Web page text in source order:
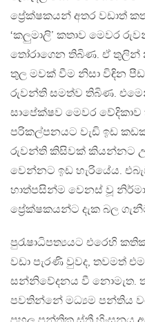
ප්‍රේක්ෂකයන් අතර වඩාත්
‘කලුමාලි’ කතාව මෙවර
තෝරාගෙන තිබිණ. ඒ තුලින්
තුල මවක් වීම නිසා විඳින
රුවන්ති සමත්ව තිබිණ.
සාපේක්ෂව මෙවර
පරිකල්පනයට වැඩි ඉඩ
රුවන්ති කිසිවක් කියන්නට
වෙන්නට ඉඩ හැරියේය.
හාත්පසින්ම වෙනස් වූ
ප්‍රේක්ෂකයන්ට දැක බල
පුරැෂාධිපත්‍යයට එරෙහි
වඩා පැරණි වුවද, තවමත්
සන්නිවේදනය වී නොමැත.
පවතින්නේ මධ්‍යම පන්තිය